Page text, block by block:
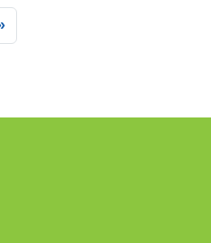
Dernière page